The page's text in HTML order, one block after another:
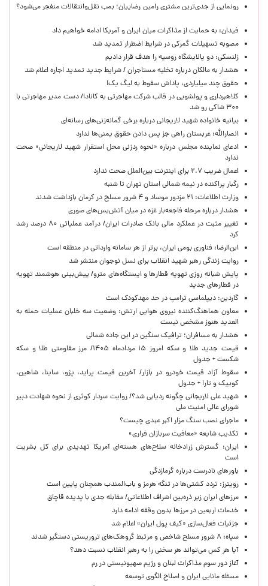
رونمایی از جدی‌ترین مشتری رامین رضاییان؛ بمب نقل‌وانتقالات منفجر می‌شود؟
فیدان: به حمایت از مذاکرات میان ایران و آمریکا ادامه خواهیم داد
مصوبه تسهیلات گمرکی در شرایط اضطرار تمدید شد
زلنسکی: دو پالایشگاه روسیه را هدف قرار دادیم
هشدار به مالکان درباره تخلیه مستاجران / شرایط جدید تمدید اجاره اعلام شد
حقوق چند میلیاردی، پاداش سقوط به لیگ یک!
کلاهبرداری و پولشویی در قالب شرکت مهاجرتی به کانادا/ دست مدیر مهاجرتی با
۳۰۰ شاکی رو شد
بیانیه خانواده شهید لاریجانی درباره برخی گمانه‌زنی‌های رسانه‌ای
انصارالله: عربستان راهی جز پس دادن حقوق یمنی‌ها ندارد
ادعای نماینده مجلس درباره «نحوه ردزنی محل استقرار شهید لاریجانی» صحت
ندارد
اعمال ضریب ۲.۷ برای اینترنت بین‌الملل صحت ندارد
رگبار پراکنده در نیمه شمالی استان تهران تا شنبه
وزارت اطلاعات: ۲۱ مزدور موساد و ۴ شرور مسلح در کرمان بازداشت شدند
هشدار درباره مرحله فاجعه‌بار غزه در میان آتش‌بس‌های صوری
تغییر مثبت در عملکرد مالی بانک صادرات ایران/ درآمد عملیاتی ۸۰ درصد رشد
کرد
ابن‌الرضا: فناوری بومی ایران، برتر از هر سامانه وارداتی در منطقه است
روایت زندگی رهبر شهید انقلاب برای نسل نوجوان منتشر شد
پایش شبانه روزی تهویه قطارها و ایستگاه‌های مترو/ پیش‌بینی هوشمند تهویه
در قطارهای جدید
گاردین: دیپلماسی ترامپ در حد مهدکودک است
معاون هماهنگ‌کننده نیروی هوایی ارتش: وضعیت سه خلبان عملیات حمله به
العدید هنوز مشخص نیست
هشدار به مسافران؛ ترافیک سنگین در این جاده شمالی
قیمت جدید طلا و سکه امروز ۱۵ مردادماه ۱۴۰۵/ مرز مقاومتی طلا و سکه
شکست + جدول
سقوط آزاد قیمت خودرو در بازار/ آخرین قیمت پراید، پژو، ساینا، شاهین،
کوییک و تارا + جدول
شهید علی لاریجانی چگونه ردیابی شد؟/ روایت سردار کوثری از نحوه شهادت دبیر
شورای عالی امنیت ملی
ماجرای نصب سنگ مزار اکبر عبدی چیست؟
تکذیب شایعه «معافیت سربازان فراری»
ایران: گسترش زرادخانه سلاح‌های هسته‌ای آمریکا تهدیدی برای کل بشریت
است
باورهای نادرست درباره گرمازدگی
رویترز: تردد کشتی‌ها در تنگه هرمز و باب‌المندب همچنان پایین است
مرزهای ایران زیر ذره‌بین اشراف اطلاعاتی/ مقابله جدی با پدیده قاچاق
خدمات اربعین در مرزها بدون وقفه ادامه دارد
جزئیات فعال‌سازی «کیف پول ایران» اعلام شد
سپاه: ۸ شرور مسلح شاخص و مرتبط گروهک‌های تروریستی دستگیر شدند
آیا هر کس می‌تواند هر سخنی را به رهبر انقلاب نسبت دهد؟
آغاز دور سوم مذاکرات لبنان و رژیم صهیونیستی در رم
مسئله مانایی ایران و اصلاح الگوی توسعه